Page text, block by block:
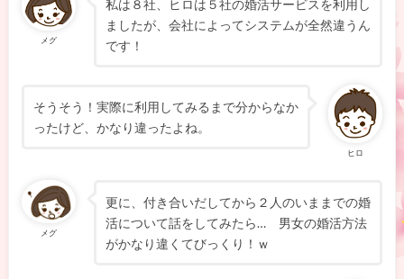
メグ
私は８社、ヒロは５社の婚活サービスを利用し
ましたが、会社によってシステムが全然違うん
です！
ヒロ
そうそう！実際に利用してみるまで分からなか
ったけど、かなり違ったよね。
メグ
更に、付き合いだしてから２人のいままでの婚
活について話をしてみたら… 男女の婚活方法
がかなり違くてびっくり！ｗ